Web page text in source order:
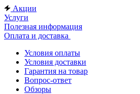
Акции
Услуги
Полезная информация
Оплата и доставка
Условия оплаты
Условия доставки
Гарантия на товар
Вопрос-ответ
Обзоры